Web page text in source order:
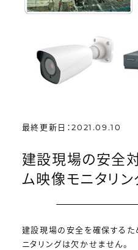
最終更新日：2021.09.10
建設現場の安全
ム映像モニタリン
建設現場の安全を確保するた
ニタリングは欠かせません。